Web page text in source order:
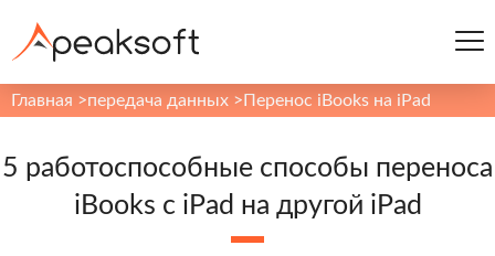
Главная >передача данных > Перенос iBooks на iPad
5 работоспособные способы переноса
iBooks с iPad на другой iPad